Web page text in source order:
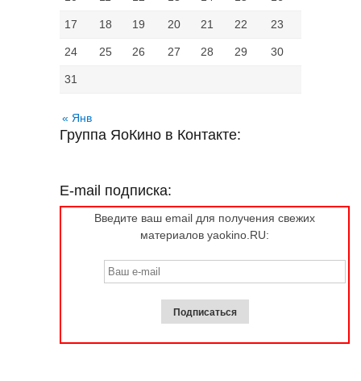
17 18 19 20 21 22 23
24 25 26 27 28 29 30
31
« Янв
Группа ЯоКино в Контакте:
E-mail подписка:
Введите ваш email для получения свежих
материалов yaokino.RU: